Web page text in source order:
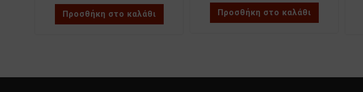
Προσθήκη στο καλάθι Προσθήκη στο καλάθι